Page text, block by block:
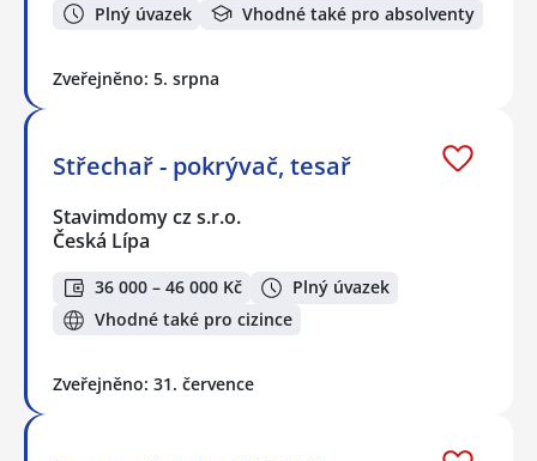
Plný úvazek Vhodné také pro absolventy
Zveřejněno: 5. srpna
Střechař - pokrývač, tesař
Stavimdomy cz s.r.o.
Česká Lípa
36 000 – 46 000 Kč
Plný úvazek
Vhodné také pro cizince
Zveřejněno: 31. července